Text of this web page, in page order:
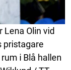
Lena Olin vid
pristagare
i Blå hallen